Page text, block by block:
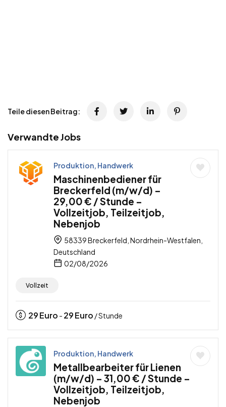
Teile diesen Beitrag:
Verwandte Jobs
Produktion, Handwerk
Maschinenbediener für
Breckerfeld (m/w/d) –
29,00 € / Stunde –
Vollzeitjob, Teilzeitjob,
Nebenjob
58339 Breckerfeld, Nordrhein-Westfalen,
Deutschland
02/08/2026
Vollzeit
29Euro - 29Euro / Stunde
Produktion, Handwerk
Metallbearbeiter für Lienen
(m/w/d) – 31,00 € / Stunde –
Vollzeitjob, Teilzeitjob,
Nebenjob